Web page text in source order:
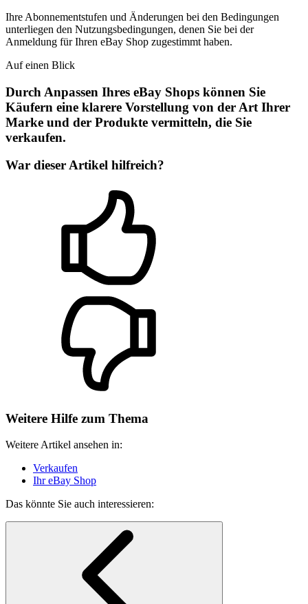
Ihre Abonnementstufen und Änderungen bei den Bedingungen
unterliegen den Nutzungsbedingungen, denen Sie bei der
Anmeldung für Ihren eBay Shop zugestimmt haben.
Auf einen Blick
Durch Anpassen Ihres eBay Shops können Sie
Käufern eine klarere Vorstellung von der Art Ihrer
Marke und der Produkte vermitteln, die Sie
verkaufen.
War dieser Artikel hilfreich?
Weitere Hilfe zum Thema
Weitere Artikel ansehen in:
Verkaufen
Ihr eBay Shop
Das könnte Sie auch interessieren: